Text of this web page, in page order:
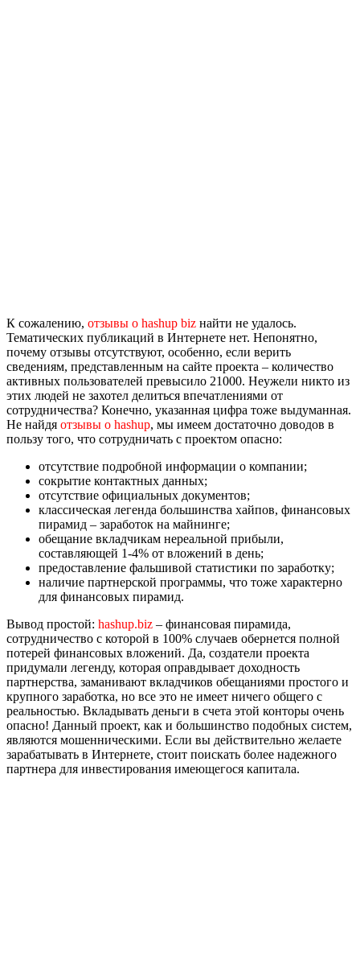
К сожалению, отзывы о hashup biz найти не удалось.
Тематических публикаций в Интернете нет. Непонятно,
почему отзывы отсутствуют, особенно, если верить
сведениям, представленным на сайте проекта – количество
активных пользователей превысило 21000. Неужели никто из
этих людей не захотел делиться впечатлениями от
сотрудничества? Конечно, указанная цифра тоже выдуманная.
Не найдя отзывы о hashup, мы имеем достаточно доводов в
пользу того, что сотрудничать с проектом опасно:
отсутствие подробной информации о компании;
сокрытие контактных данных;
отсутствие официальных документов;
классическая легенда большинства хайпов, финансовых
пирамид – заработок на майнинге;
обещание вкладчикам нереальной прибыли,
составляющей 1-4% от вложений в день;
предоставление фальшивой статистики по заработку;
наличие партнерской программы, что тоже характерно
для финансовых пирамид.
Вывод простой: hashup.biz – финансовая пирамида,
сотрудничество с которой в 100% случаев обернется полной
потерей финансовых вложений. Да, создатели проекта
придумали легенду, которая оправдывает доходность
партнерства, заманивают вкладчиков обещаниями простого и
крупного заработка, но все это не имеет ничего общего с
реальностью. Вкладывать деньги в счета этой конторы очень
опасно! Данный проект, как и большинство подобных систем,
являются мошенническими. Если вы действительно желаете
зарабатывать в Интернете, стоит поискать более надежного
партнера для инвестирования имеющегося капитала.